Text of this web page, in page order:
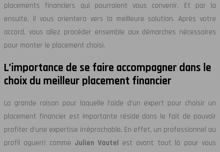
placements financiers qui pourraient vous convenir. Et par la
ensuite, il vous orientera vers la meilleure solution. Après votre
accord, vous allez procéder ensemble aux démarches nécessaires
pour monter le placement choisi.
L’importance de se faire accompagner dans le
choix du meilleur placement financier
La grande raison pour laquelle l’aide d’un expert pour choisir un
placement financier est importante réside dans le fait de pouvoir
profiter d’une expertise irréprochable. En effet, un professionnel au
profil aguerri comme Julien Vautel est avant tout là pour vous